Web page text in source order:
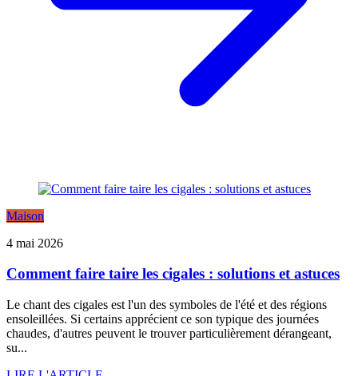
Maison
4 mai 2026
Comment faire taire les cigales : solutions et astuces
Le chant des cigales est l'un des symboles de l'été et des régions
ensoleillées. Si certains apprécient ce son typique des journées
chaudes, d'autres peuvent le trouver particulièrement dérangeant,
su...